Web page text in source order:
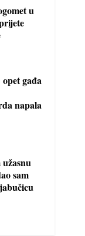
u
gađa
napala
sam